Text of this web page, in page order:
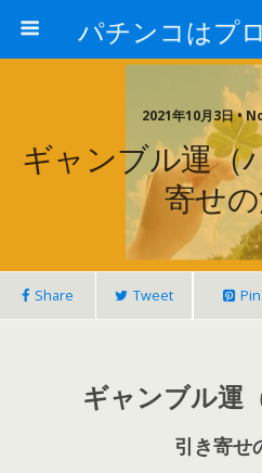
2021年10月3日 •
ギャンブル運（
寄せ
Share Tweet Pin
ギャンブル運
引き寄せ